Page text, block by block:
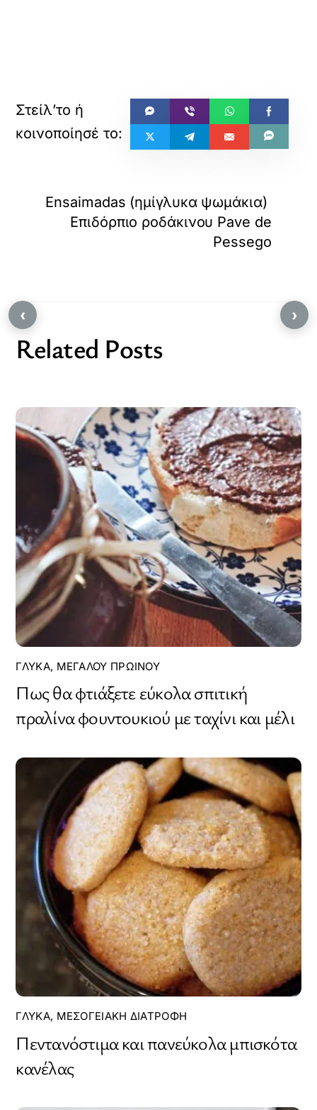
Ensaimadas (ημίγλυκα ψωμάκια)
Επιδόρπιο ροδάκινου Pave de
Pessego
Related Posts
ΓΛΥΚΆ, ΜΕΓΆΛΟΥ ΠΡΩΙΝΟΎ
Πως θα φτιάξετε εύκολα σπιτική
πραλίνα φουντουκιού με ταχίνι και μέλι
ΓΛΥΚΆ, ΜΕΣΟΓΕΙΑΚΉ ΔΙΑΤΡΟΦΉ
Πεντανόστιμα και πανεύκολα μπισκότα
κανέλας
‹ ›